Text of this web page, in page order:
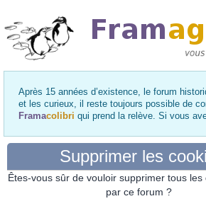
Après 15 années d’existence, le forum
et les curieux, il reste toujours possible de
Framacolibri qui prend la relève. Si vous
Supprimer les
Êtes-vous sûr de vouloir supprimer tous les
par ce forum ?